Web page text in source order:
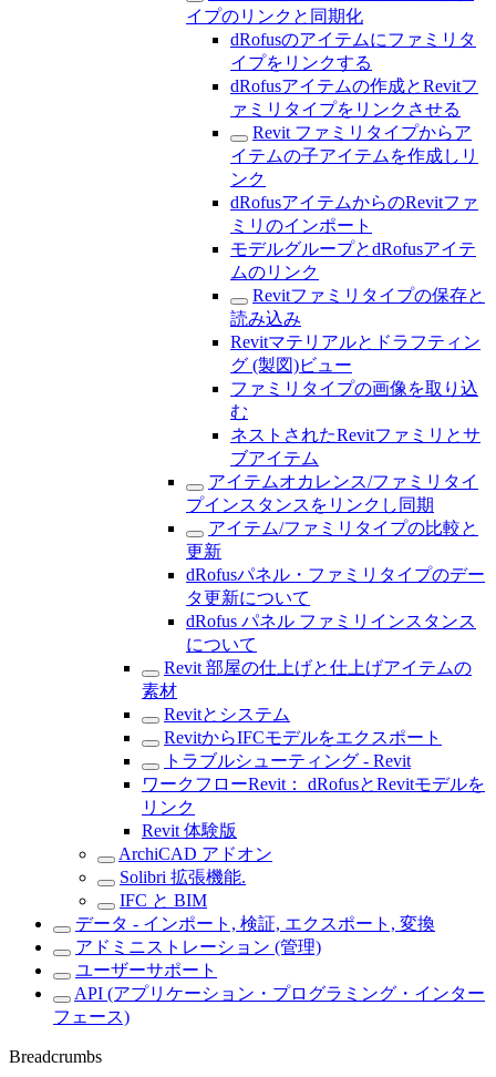
イプのリンクと同期化
dRofusのアイテムにファミリタ
イプをリンクする
dRofusアイテムの作成とRevitフ
ァミリタイプをリンクさせる
Revit ファミリタイプからア
イテムの子アイテムを作成しリ
ンク
dRofusアイテムからのRevitファ
ミリのインポート
モデルグループとdRofusアイテ
ムのリンク
Revitファミリタイプの保存と
読み込み
Revitマテリアルとドラフティン
グ (製図)ビュー
ファミリタイプの画像を取り込
む
ネストされたRevitファミリとサ
ブアイテム
アイテムオカレンス/ファミリタイ
プインスタンスをリンクし同期
アイテム/ファミリタイプの比較と
更新
dRofusパネル・ファミリタイプのデー
タ更新について
dRofus パネル ファミリインスタンス
について
Revit 部屋の仕上げと仕上げアイテムの
素材
Revitとシステム
RevitからIFCモデルをエクスポート
トラブルシューティング - Revit
ワークフローRevit： dRofusとRevitモデルを
リンク
Revit 体験版
ArchiCAD アドオン
Solibri 拡張機能.
IFC と BIM
データ - インポート, 検証, エクスポート, 変換
アドミニストレーション (管理)
ユーザーサポート
API (アプリケーション・プログラミング・インター
フェース)
Breadcrumbs